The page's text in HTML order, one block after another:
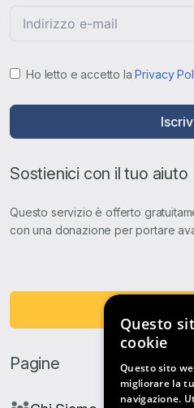
Ho letto e accetto laPrivacy
Sostienici con il tuo aiuto
Questo servizio è offerto
con una donazione per portare
Pagine
Questo
cookie
Questo sito
migliorare la
navigazione.